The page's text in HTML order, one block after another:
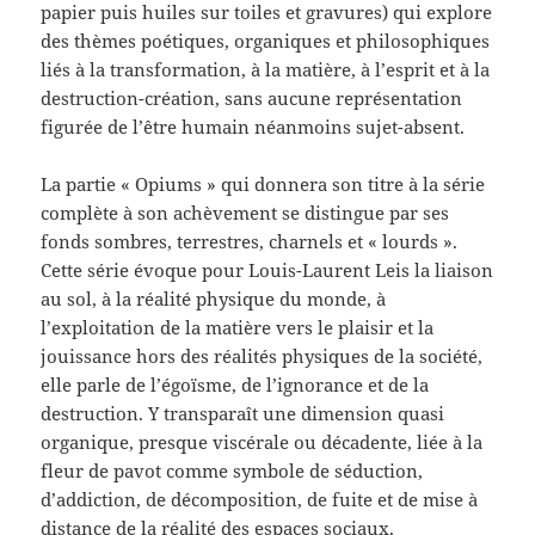
papier puis huiles sur toiles et gravures) qui explore
des thèmes poétiques, organiques et philosophiques
liés à la transformation, à la matière, à l’esprit et à la
destruction-création, sans aucune représentation
figurée de l’être humain néanmoins sujet-absent.
La partie « Opiums » qui donnera son titre à la série
complète à son achèvement se distingue par ses
fonds sombres, terrestres, charnels et « lourds ».
Cette série évoque pour Louis-Laurent Leis la liaison
au sol, à la réalité physique du monde, à
l’exploitation de la matière vers le plaisir et la
jouissance hors des réalités physiques de la société,
elle parle de l’égoïsme, de l’ignorance et de la
destruction. Y transparaît une dimension quasi
organique, presque viscérale ou décadente, liée à la
fleur de pavot comme symbole de séduction,
d’addiction, de décomposition, de fuite et de mise à
distance de la réalité des espaces sociaux.